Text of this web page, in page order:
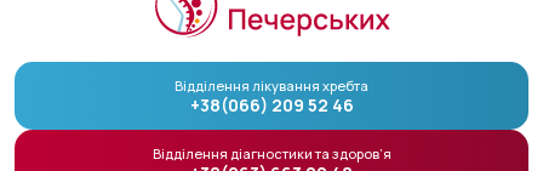
Відділення лікування хребта
+38(066) 209 52 46
Відділення діагностики та здоров’я